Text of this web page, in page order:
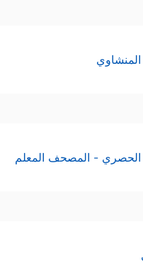
الحصري - المصحف المعلم